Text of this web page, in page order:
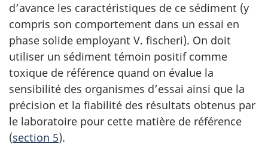
d’avance les caractéristiques de ce sédiment (y
compris son comportement dans un essai en
phase solide employant V. fischeri). On doit
utiliser un sédiment témoin positif comme
toxique de référence quand on évalue la
sensibilité des organismes d’essai ainsi que la
précision et la fiabilité des résultats obtenus par
le laboratoire pour cette matière de référence
(section 5).